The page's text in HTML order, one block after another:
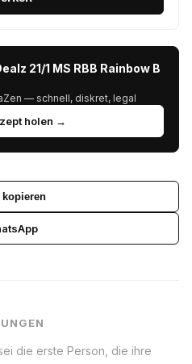
21/1 MS RBB Rainbow B
— schnell, diskret, legal
holen →
kopieren
die erste Person, die ihre